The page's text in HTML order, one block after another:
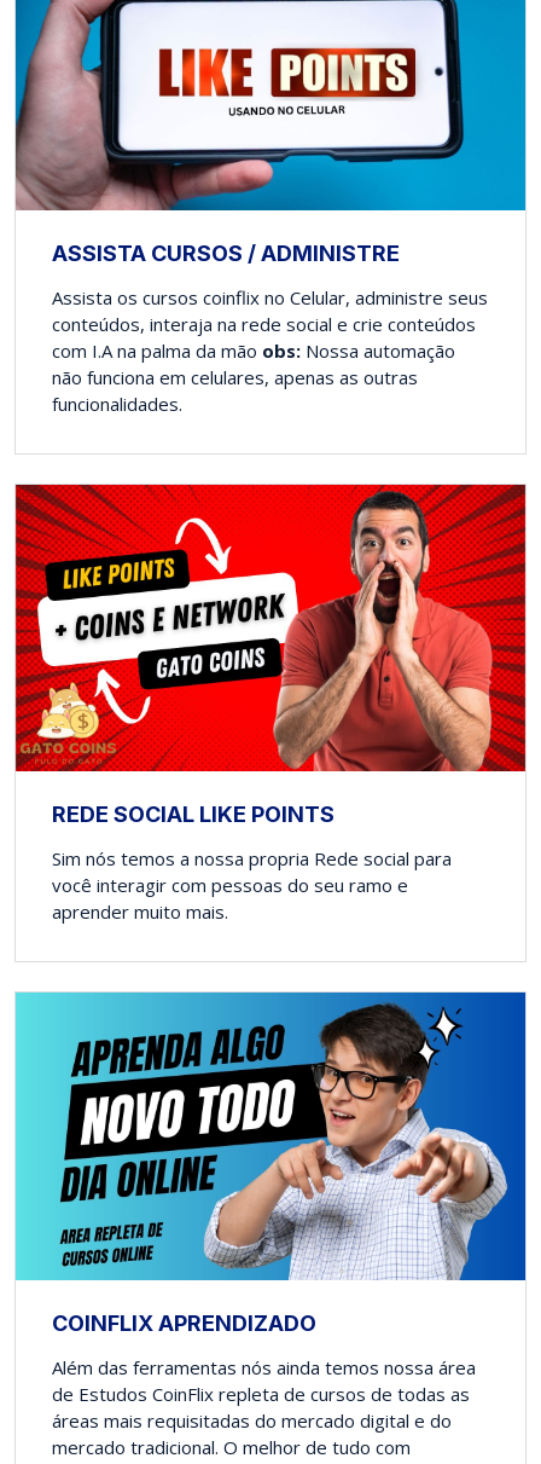
ASSISTA CURSOS / ADMINISTRE
Assista os cursos coinflix no Celular, administre seus
conteúdos, interaja na rede social e crie conteúdos
com I.A na palma da mão obs: Nossa automação
não funciona em celulares, apenas as outras
funcionalidades.
REDE SOCIAL LIKE POINTS
Sim nós temos a nossa propria Rede social para
você interagir com pessoas do seu ramo e
aprender muito mais.
COINFLIX APRENDIZADO
Além das ferramentas nós ainda temos nossa área
de Estudos CoinFlix repleta de cursos de todas as
áreas mais requisitadas do mercado digital e do
mercado tradicional. O melhor de tudo com